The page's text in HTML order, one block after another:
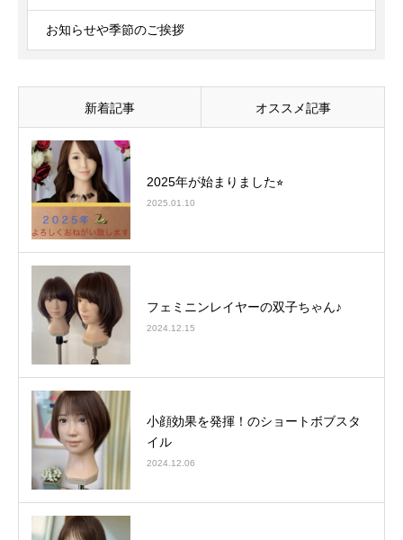
お知らせや季節のご挨拶
新着記事 オススメ記事
2025年が始まりました⭐︎
2025.01.10
フェミニンレイヤーの双子ちゃん♪
2024.12.15
小顔効果を発揮！のショートボブスタ
イル
2024.12.06